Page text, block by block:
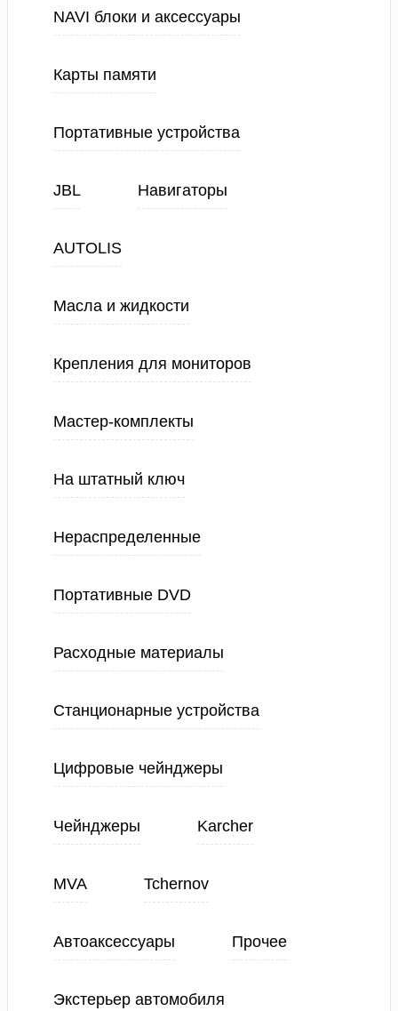
NAVI блоки и аксессуары
Карты памяти
Портативные устройства
JBL Навигаторы
AUTOLIS
Масла и жидкости
Крепления для мониторов
Мастер-комплекты
На штатный ключ
Нераспределенные
Портативные DVD
Расходные материалы
Станционарные устройства
Цифровые чейнджеры
Чейнджеры Karcher
MVA Tchernov
Автоаксессуары Прочее
Экстерьер автомобиля